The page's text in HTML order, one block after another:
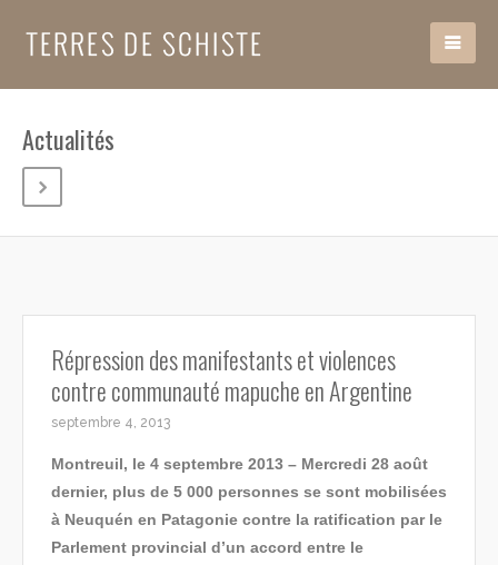
Actualités
Répression des manifestants et violences
contre communauté mapuche en Argentine
septembre 4, 2013
Montreuil, le 4 septembre 2013 – Mercredi 28 août
dernier, plus de 5 000 personnes se sont mobilisées
à Neuquén en Patagonie contre la ratification par le
Parlement provincial d’un accord entre le